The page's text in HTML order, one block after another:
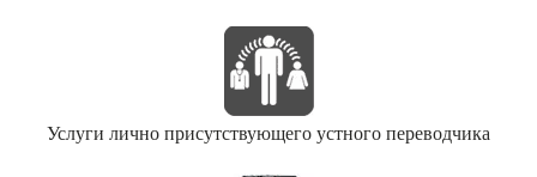
Услуги лично присутствующего устного переводчика